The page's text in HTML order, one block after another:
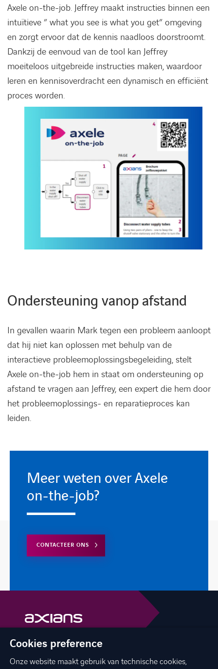
FACEBOOK
LINKEDINYOUTUBE
Axele on-the-job. Jeffrey maakt instructies binnen een
intuïtieve ” what you see is what you get” omgeving
en zorgt ervoor dat de kennis naadloos doorstroomt.
Dankzij de eenvoud van de tool kan Jeffrey
moeiteloos uitgebreide instructies maken, waardoor
leren en kennisoverdracht een dynamisch en efficiënt
proces worden.
Ondersteuning vanop afstand
In gevallen waarin Mark tegen een probleem aanloopt
dat hij niet kan oplossen met behulp van de
interactieve probleemoplossingsbegeleiding, stelt
Axele on-the-job hem in staat om ondersteuning op
afstand te vragen aan Jeffrey, een expert die hem door
het probleemoplossings- en reparatieproces kan
leiden.
Meer weten over Axele
on-the-job?
CONTACTEER ONS
facebooklinkedinyoutube
Cookies preference
Onze website maakt gebruik van technische cookies,